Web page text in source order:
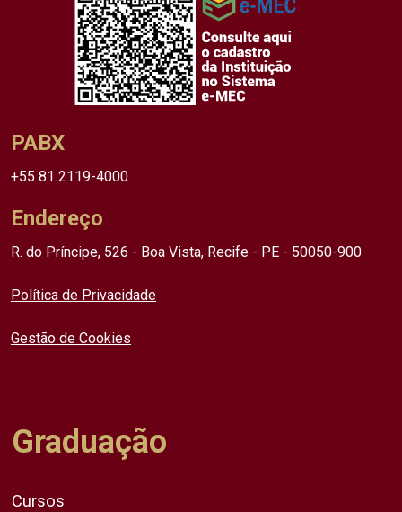
PABX
+55 81 2119-4000
Endereço
R. do Príncipe, 526 - Boa Vista, Recife - PE - 50050-900
Política de Privacidade
Gestão de Cookies
Graduação
Cursos